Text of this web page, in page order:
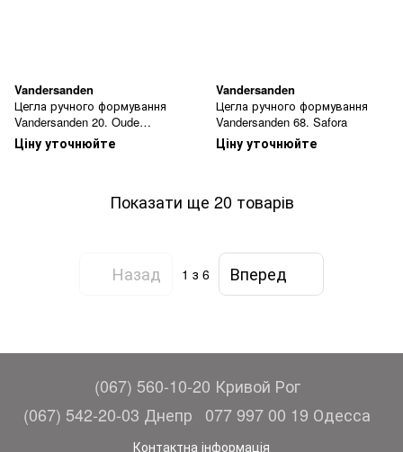
Vandersanden
Цегла ручного формування
Vandersanden 20. Oude
Kuststeen
Ціну уточнюйте
Vandersanden
Цегла ручного формування
Vandersanden 68. Safora
Ціну уточнюйте
Показати ще 20 товарів
Назад 1 з 6 Вперед
(067) 560-10-20 Кривой Рог
(067) 542-20-03 Днепр
077 997 00 19 Одесса
Контактна інформація